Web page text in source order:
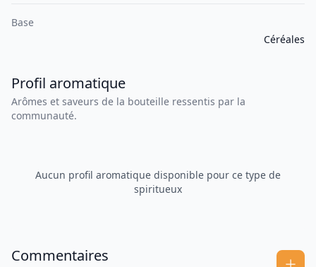
Base
Céréales
Profil aromatique
Arômes et saveurs de la bouteille ressentis par la
communauté.
Aucun profil aromatique disponible pour ce type de
spiritueux
Commentaires